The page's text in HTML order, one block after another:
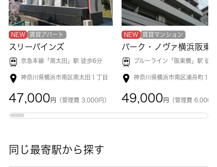
NEW 賃貸アパート
スリーパインズ
京急本線「 南太田 」駅 徒歩6分
神奈川県横浜市南区南太田１丁目
47,000 円 （管理費 3,000円）
NEW 賃貸マンション
パーク・ノヴァ横浜阪東
ブルーライン「 阪東橋 」駅 徒歩7
神奈川県横浜市南区浦舟町１丁
49,000 円 （管理費 6,000
同じ最寄駅から探す